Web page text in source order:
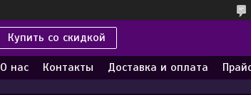
Купить со скидкой
О нас Контакты Доставка и оплата